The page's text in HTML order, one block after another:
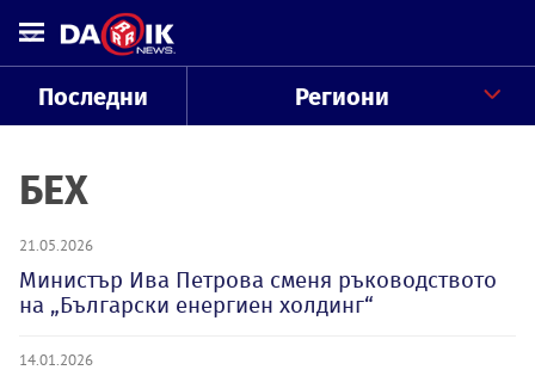
Последни Региони
БЕХ
21.05.2026
Министър Ива Петрова сменя ръководството
на „Български енергиен холдинг“
14.01.2026